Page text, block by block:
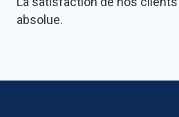
absolue.